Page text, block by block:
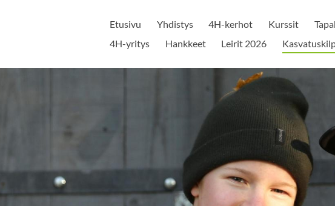
Etusivu Yhdistys 4H-kerhot Kurssit
4H-yritys
Hankkeet Leirit 2026